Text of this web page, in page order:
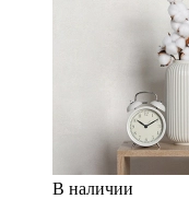
В наличии